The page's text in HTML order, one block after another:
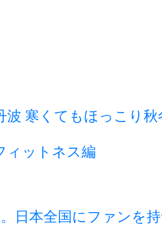
寒くてもほっこり秋
ィットネス編
日本全国にファンを